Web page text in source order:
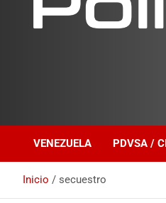
VENEZUELA PDVSA /
Inicio secuestro